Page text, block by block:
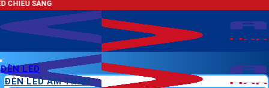
ĐÈN LED
ĐÈN LED ÂM TRẦN